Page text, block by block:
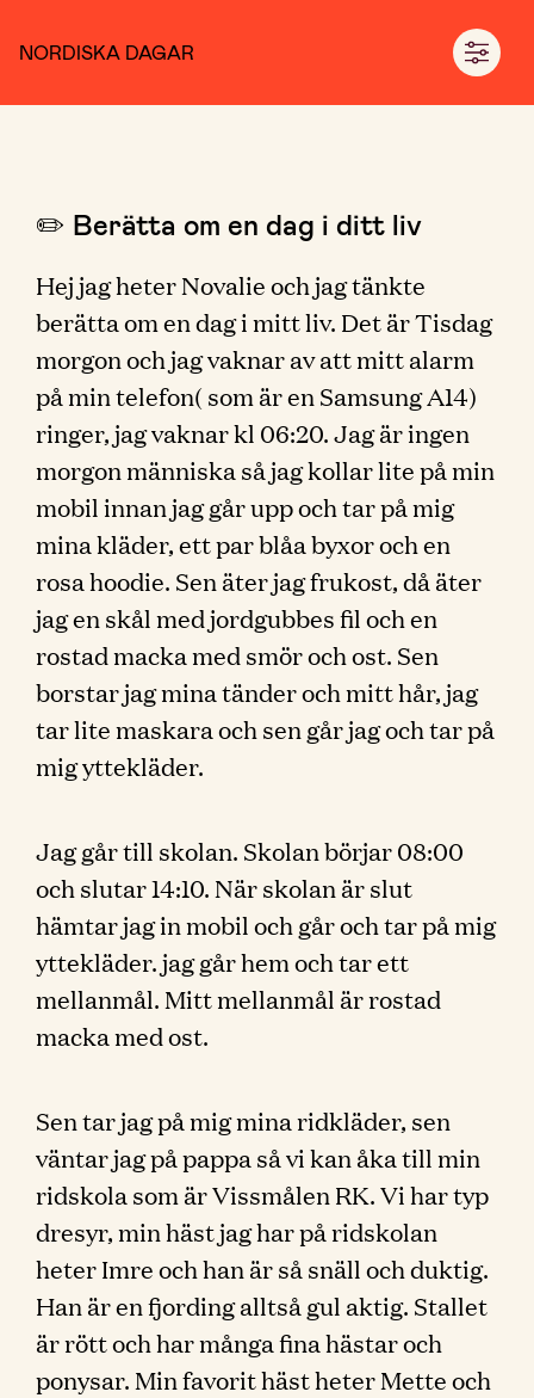
NORDISKA DAGAR
✏️ Berätta om en dag i ditt liv
Hej jag heter Novalie och jag tänkte
berätta om en dag i mitt liv. Det är Tisdag
morgon och jag vaknar av att mitt alarm
på min telefon( som är en Samsung A14)
ringer, jag vaknar kl 06:20. Jag är ingen
morgon människa så jag kollar lite på min
mobil innan jag går upp och tar på mig
mina kläder, ett par blåa byxor och en
rosa hoodie. Sen äter jag frukost, då äter
jag en skål med jordgubbes fil och en
rostad macka med smör och ost. Sen
borstar jag mina tänder och mitt hår, jag
tar lite maskara och sen går jag och tar på
mig yttekläder.
Jag går till skolan. Skolan börjar 08:00
och slutar 14:10. När skolan är slut
hämtar jag in mobil och går och tar på mig
yttekläder. jag går hem och tar ett
mellanmål. Mitt mellanmål är rostad
macka med ost.
Sen tar jag på mig mina ridkläder, sen
väntar jag på pappa så vi kan åka till min
ridskola som är Vissmålen RK. Vi har typ
dresyr, min häst jag har på ridskolan
heter Imre och han är så snäll och duktig.
Han är en fjording alltså gul aktig. Stallet
är rött och har många fina hästar och
ponysar. Min favorit häst heter Mette och